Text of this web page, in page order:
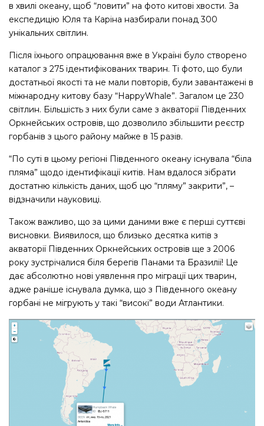
в хвилі океану, щоб “ловити” на фото китові хвости. За
експедицію Юля та Каріна назбирали понад 300
унікальних світлин.
Після їхнього опрацювання вже в Україні було створено
каталог з 275 ідентифікованих тварин. Ті фото, що були
достатньої якості та не мали повторів, були завантажені в
міжнародну китову базу “HappyWhale”. Загалом це 230
світлин. Більшість з них були саме з акваторії Південних
Оркнейських островів, що дозволило збільшити реєстр
горбанів з цього району майже в 15 разів.
“По суті в цьому регіоні Південного океану існувала “біла
пляма” щодо ідентифікації китів. Нам вдалося зібрати
достатню кількість даних, щоб цю “пляму” закрити”, –
відзначили науковиці.
Також важливо, що за цими даними вже є перші суттєві
висновки. Виявилося, що близько десятка китів з
акваторії Південних Оркнейських островів ще з 2006
року зустрічалися біля берегів Панами та Бразилії! Це
дає абсолютно нові уявлення про міграції цих тварин,
адже раніше існувала думка, що з Південного океану
горбані не мігрують у такі “високі” води Атлантики.